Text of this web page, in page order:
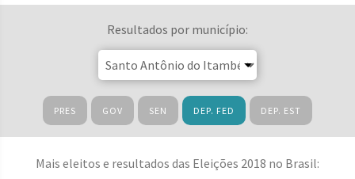
Resultados por município:
PRES GOV SEN DEP. FED DEP. EST
Mais eleitos e resultados das Eleições 2018 no Brasil: